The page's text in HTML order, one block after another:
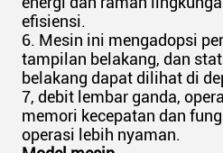
efisiensi.
6. Mesin ini mengadopsi
tampilan belakang, dan
belakang dapat dilihat di
7, debit lembar ganda,
memori kecepatan dan
operasi lebih nyaman.